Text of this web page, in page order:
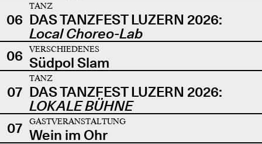
06
TANZ
DAS TANZFEST LUZERN 2026:
Local Choreo-Lab
06
VERSCHIEDENES
Südpol Slam
07
TANZ
DAS TANZFEST LUZERN 2026:
LOKALE BÜHNE
07
GASTVERANSTALTUNG
Wein im Ohr